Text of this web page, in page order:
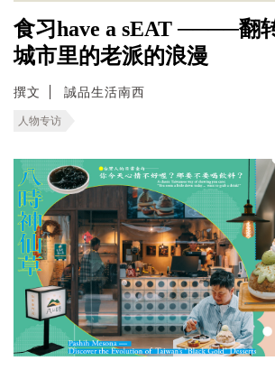
食习have a sEAT ────翻
城市里的老派的浪漫
撰文 誠品生活南西
人物专访